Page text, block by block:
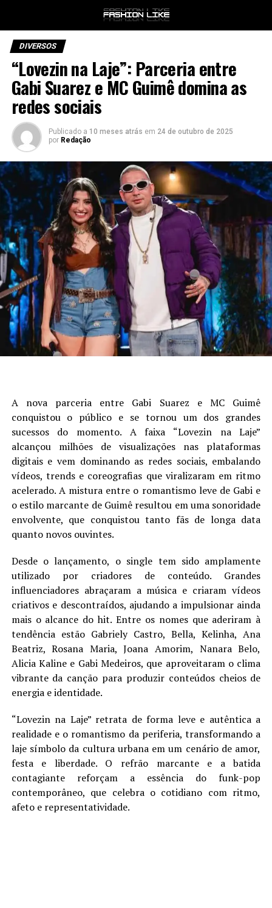
DIVERSOS
“Lovezin na Laje”: Parceria entre
Gabi Suarez e MC Guimê domina as
redes sociais
Publicado a 10 meses atrás em 24 de outubro de 2025
por Redação
A nova parceria entre Gabi Suarez e MC Guimê
conquistou o público e se tornou um dos grandes
sucessos do momento. A faixa “Lovezin na Laje”
alcançou milhões de visualizações nas plataformas
digitais e vem dominando as redes sociais, embalando
vídeos, trends e coreografias que viralizaram em ritmo
acelerado. A mistura entre o romantismo leve de Gabi e
o estilo marcante de Guimê resultou em uma sonoridade
envolvente, que conquistou tanto fãs de longa data
quanto novos ouvintes.
Desde o lançamento, o single tem sido amplamente
utilizado por criadores de conteúdo. Grandes
influenciadores abraçaram a música e criaram vídeos
criativos e descontraídos, ajudando a impulsionar ainda
mais o alcance do hit. Entre os nomes que aderiram à
tendência estão Gabriely Castro, Bella, Kelinha, Ana
Beatriz, Rosana Maria, Joana Amorim, Nanara Belo,
Alicia Kaline e Gabi Medeiros, que aproveitaram o clima
vibrante da canção para produzir conteúdos cheios de
energia e identidade.
“Lovezin na Laje” retrata de forma leve e autêntica a
realidade e o romantismo da periferia, transformando a
laje símbolo da cultura urbana em um cenário de amor,
festa e liberdade. O refrão marcante e a batida
contagiante reforçam a essência do funk-pop
contemporâneo, que celebra o cotidiano com ritmo,
afeto e representatividade.